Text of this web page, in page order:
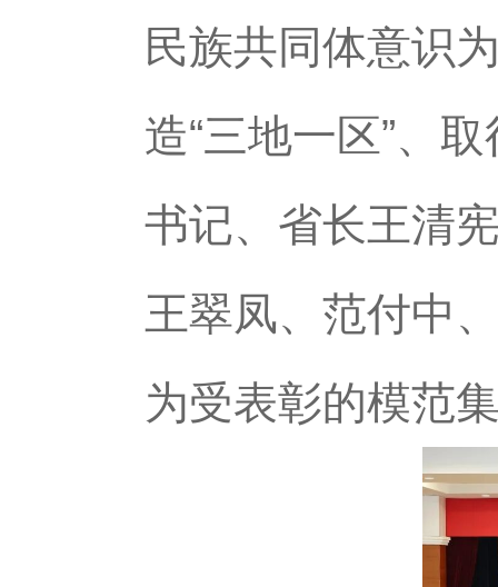
民族共同体意识
造“三地一区”、
书记、省长王清
王翠凤、范付中
为受表彰的模范